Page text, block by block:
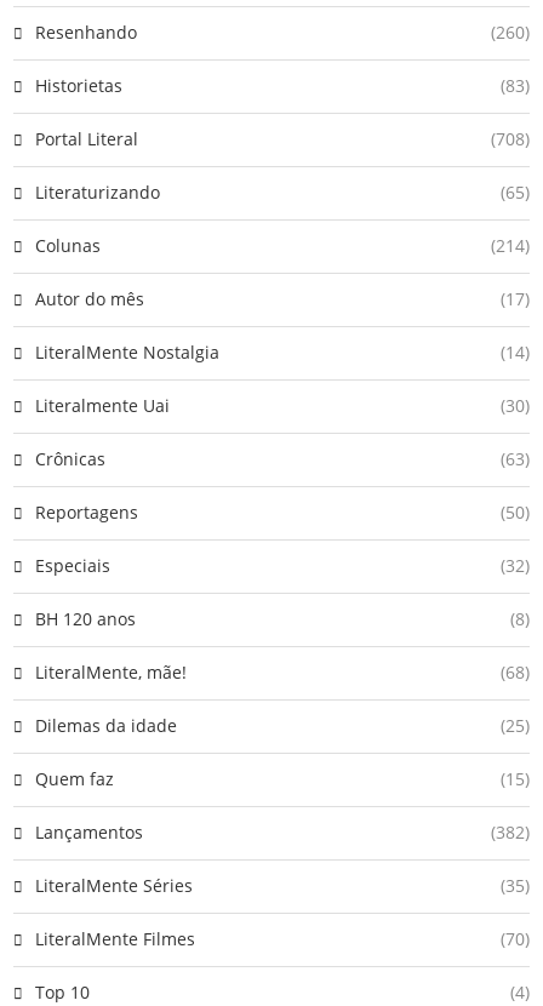
Resenhando (260)
Historietas (83)
Portal Literal (708)
Literaturizando (65)
Colunas (214)
Autor do mês (17)
LiteralMente Nostalgia (14)
Literalmente Uai (30)
Crônicas (63)
Reportagens (50)
Especiais (32)
BH 120 anos (8)
LiteralMente, mãe! (68)
Dilemas da idade (25)
Quem faz (15)
Lançamentos (382)
LiteralMente Séries (35)
LiteralMente Filmes (70)
Top 10 (4)